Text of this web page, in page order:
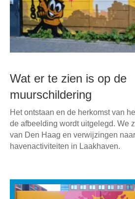
Wat er te zien is op de
muurschildering
Het ontstaan en de herkomst van
de afbeelding wordt uitgelegd. We
van Den Haag en verwijzingen
havenactiviteiten in Laakhaven.